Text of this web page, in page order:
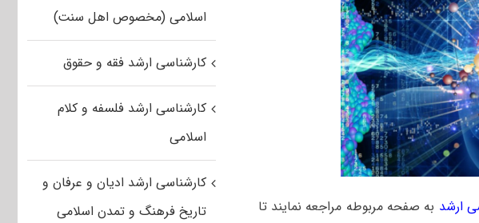
ارشد به صفحه مربوطه مراجعه نمایند تا
اسلامی (مخصوص اهل سنت)
کارشناسی ارشد فقه و حقوق
کارشناسی ارشد فلسفه و کلام
اسلامی
کارشناسی ارشد ادیان و عرفان و
تاریخ فرهنگ و تمدن اسلامی